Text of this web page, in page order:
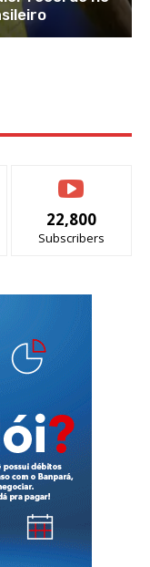
22,800
Subscribers